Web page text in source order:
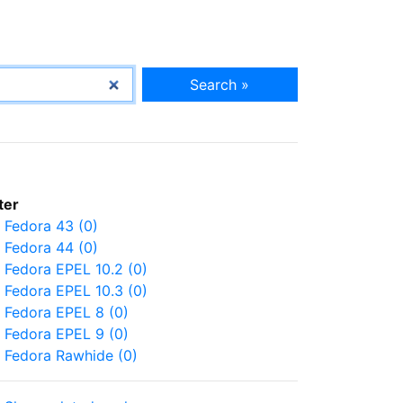
Search »
Fedora 43 (0)
Fedora 44 (0)
Fedora EPEL 10.2 (0)
Fedora EPEL 10.3 (0)
Fedora EPEL 8 (0)
Fedora EPEL 9 (0)
Fedora Rawhide (0)